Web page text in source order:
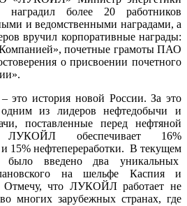
более 20 работников
и ведомственными наградами, а
вручил корпоративные награды:
Компанией», почетные грамоты ПАО
о присвоении почетного
история новой России. За это
из лидеров нефтедобычи и
поставленные перед нефтяной
ЛУКОЙЛ обеспечивает 16%
15% нефтепереработки. В текущем
было введено два уникальных
на шельфе Каспия и
Отмечу, что ЛУКОЙЛ работает не
многих зарубежных странах, где